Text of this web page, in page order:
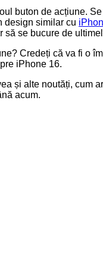
buton de acțiune.
design similar cu
se bucure de
Credeți că va fi o
iPhone 16.
și alte noutăți, cum
acum.